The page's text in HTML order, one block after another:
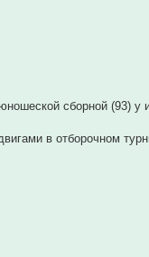
сборной (93) у
в отборочном